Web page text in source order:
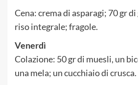
Cena: crema di asparagi; 70 gr
riso integrale; fragole.
Venerdì
Colazione: 50 gr di muesli, un
una mela; un cucchiaio di crusca.